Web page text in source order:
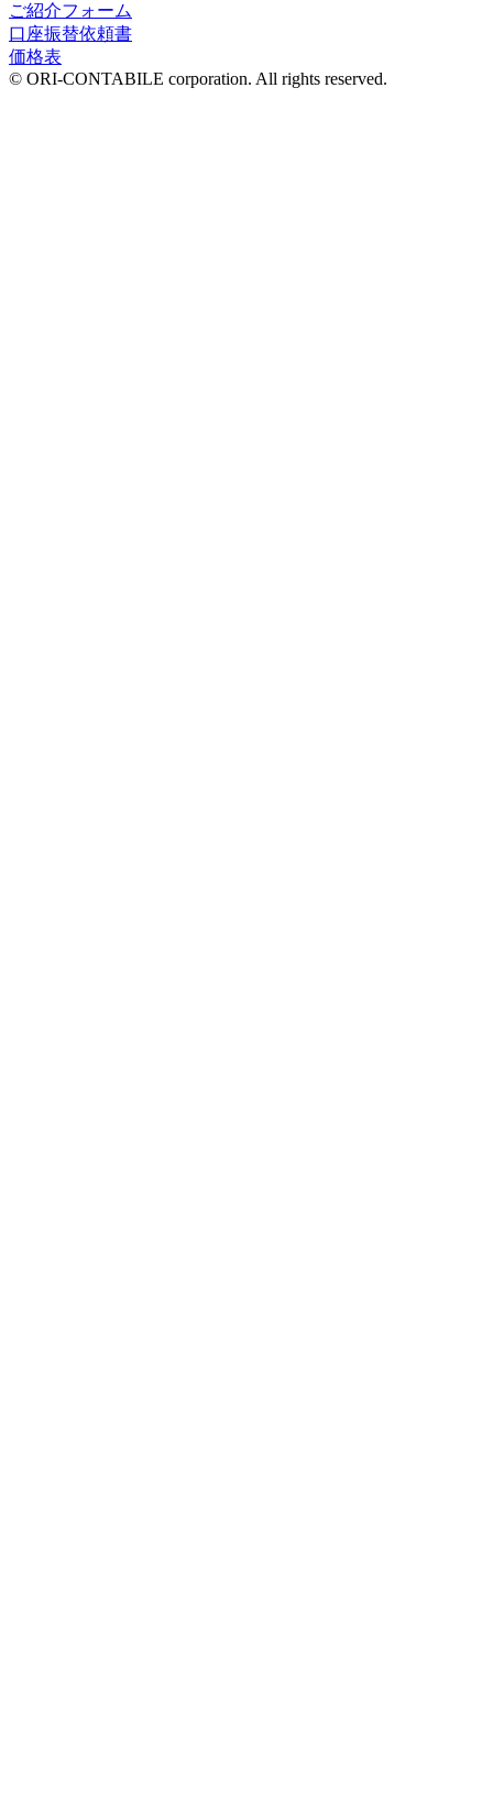
ご紹介フォーム
口座振替依頼書
価格表
© ORI-CONTABILE corporation. All rights reserved.